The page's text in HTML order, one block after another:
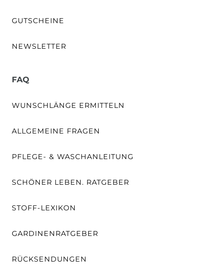
GUTSCHEINE
NEWSLETTER
FAQ
WUNSCHLÄNGE ERMITTELN
ALLGEMEINE FRAGEN
PFLEGE- & WASCHANLEITUNG
SCHÖNER LEBEN. RATGEBER
STOFF-LEXIKON
GARDINENRATGEBER
RÜCKSENDUNGEN